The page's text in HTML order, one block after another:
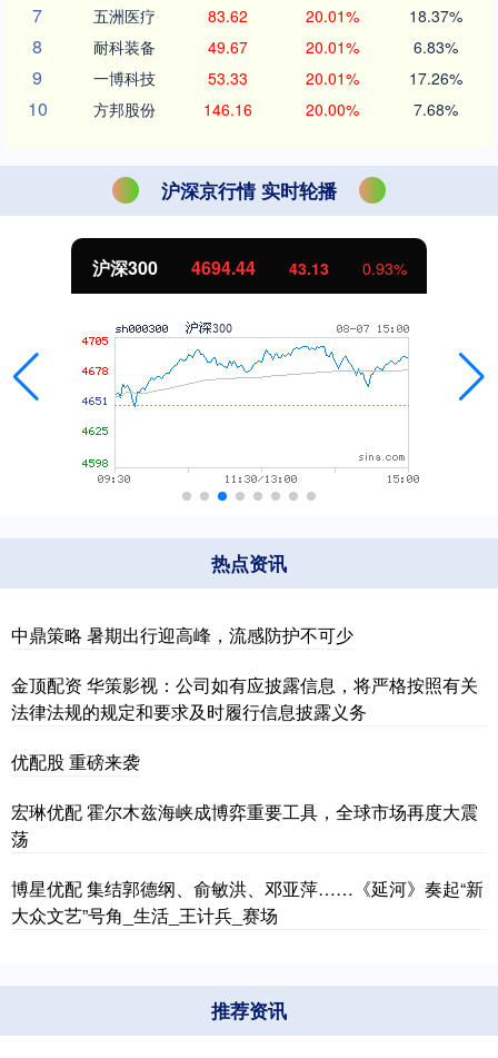
7 五洲医疗 83.62 20.01% 18.37%
8 耐科装备 49.67 20.01% 6.83%
9 一博科技 53.33 20.01% 17.26%
10 方邦股份 146.16 20.00% 7.68%
沪深京行情 实时轮播
沪深300 4694.44 43.13 0.93%
热点资讯
中鼎策略 暑期出行迎高峰，流感防护不可少
金顶配资 华策影视：公司如有应披露信息，将严格按照有关
法律法规的规定和要求及时履行信息披露义务
优配股 重磅来袭
宏琳优配 霍尔木兹海峡成博弈重要工具，全球市场再度大震
荡
博星优配 集结郭德纲、俞敏洪、邓亚萍……《延河》奏起“新
大众文艺”号角_生活_王计兵_赛场
推荐资讯